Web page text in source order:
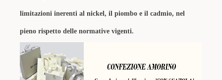
limitazioni inerenti al nickel, il piombo e il cadmio, nel
pieno rispetto delle normative vigenti.